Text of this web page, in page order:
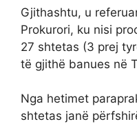
Gjithashtu, u
Prokurori, ku nisi
27 shtetas (3 prej
të gjithë banues në
Nga hetimet
shtetas janë